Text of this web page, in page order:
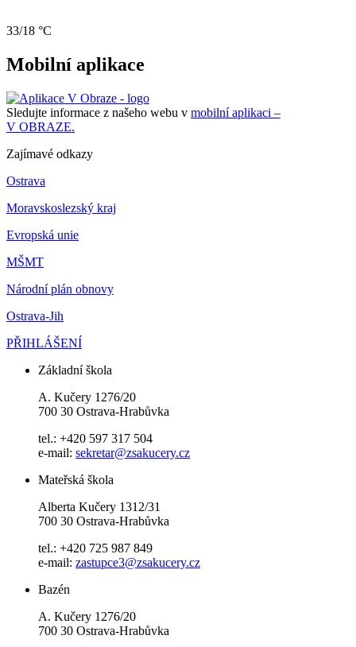
33/18 °C
Mobilní aplikace
Sledujte informace z našeho webu v mobilní aplikaci –
V OBRAZE.
Zajímavé odkazy
Ostrava
Moravskoslezský kraj
Evropská unie
MŠMT
Národní plán obnovy
Ostrava-Jih
PŘIHLÁŠENÍ
Základní škola
A. Kučery 1276/20
700 30 Ostrava-Hrabůvka
tel.: +420 597 317 504
e-mail: sekretar@zsakucery.cz
Mateřská škola
Alberta Kučery 1312/31
700 30 Ostrava-Hrabůvka
tel.: +420 725 987 849
e-mail: zastupce3@zsakucery.cz
Bazén
A. Kučery 1276/20
700 30 Ostrava-Hrabůvka